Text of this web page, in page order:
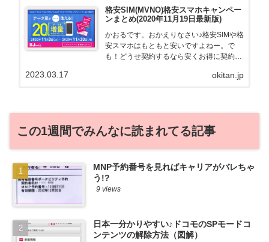
格安SIM(MVNO)格安スマホキャンペー
ンまとめ(2020年11月19日最新版)
かおるです。おかえりなさい♪格安SIMや格
安スマホはもともと安いですよねー。で
も！どうせ契約するなら安くお得に契約し
る自身も、そういう案件を常に狙ってます
okitan.jp
2023.03.17
この1週間でみんなに読まれてる記事
MNP予約番号を見ればキャリアがバレちゃ
う!?
9 views
日本一分かりやすい♪ドコモのSPモードコ
ンテンツの解除方法（図解）